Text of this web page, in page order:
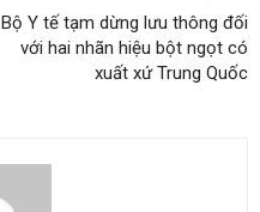
Bộ Y tế tạm dừng lưu thông đối
với hai nhãn hiệu bột ngọt có
xuất xứ Trung Quốc